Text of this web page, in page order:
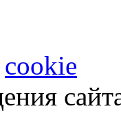
cookie